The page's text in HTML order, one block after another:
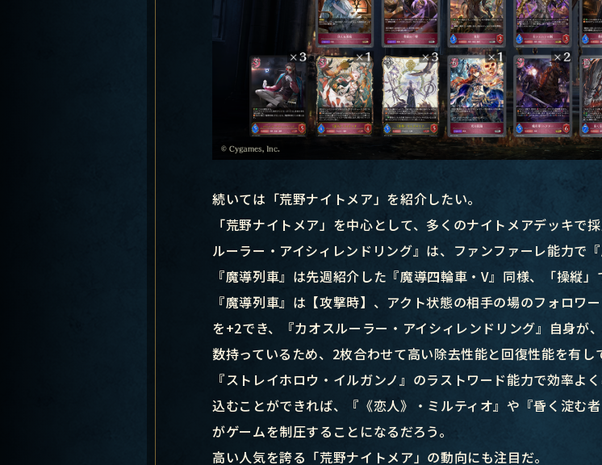
続いては「荒野ナイトメア」を紹介したい。
「荒野ナイトメア」を中心として、多くのナイトメアデッキで
ルーラー・アイシィレンドリング』は、ファンファーレ能力で
『魔導列車』は先週紹介した『魔導四輪車・V』同様、「操縦
『魔導列車』は【攻撃時】、アクト状態の相手の場のフォロワ
を+2でき、『カオスルーラー・アイシィレンドリング』自身が
数持っているため、2枚合わせて高い除去性能と回復性能を有し
『ストレイホロウ・イルガンノ』のラストワード能力で効率よ
込むことができれば、『《恋人》・ミルティオ』や『昏く淀む
がゲームを制圧することになるだろう。
高い人気を誇る「荒野ナイトメア」の動向にも注目だ。